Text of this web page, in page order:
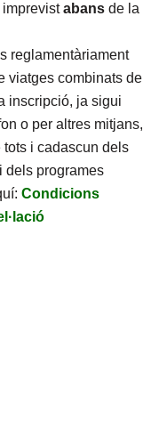
abans de la
reglamentàriament
viatges combinats de
inscripció, ja sigui
o per altres mitjans,
i cadascun dels
dels programes
Condicions